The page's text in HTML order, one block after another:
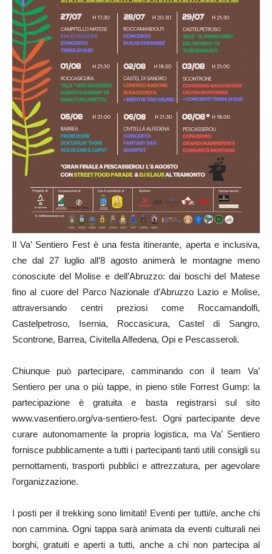
Il Va’ Sentiero Fest è una festa itinerante, aperta e inclusiva,
che dal 27 luglio all’8 agosto animerà le montagne meno
conosciute del Molise e dell’Abruzzo: dai boschi del Matese
fino al cuore del Parco Nazionale d’Abruzzo Lazio e Molise,
attraversando centri preziosi come Roccamandolfi,
Castelpetroso, Isernia, Roccasicura, Castel di Sangro,
Scontrone, Barrea, Civitella Alfedena, Opi e Pescasseroli.
Chiunque può partecipare, camminando con il team Va’
Sentiero per una o più tappe, in pieno stile Forrest Gump: la
partecipazione è gratuita e basta registrarsi sul sito
www.vasentiero.org/va-sentiero-fest. Ogni partecipante deve
curare autonomamente la propria logistica, ma Va’ Sentiero
fornisce pubblicamente a tutti i partecipanti tanti utili consigli su
pernottamenti, trasporti pubblici e attrezzatura, per agevolare
l’organizzazione.
I posti per il trekking sono limitati! Eventi per tutti/e, anche chi
non cammina. Ogni tappa sarà animata da eventi culturali nei
borghi, gratuiti e aperti a tutti, anche a chi non partecipa al